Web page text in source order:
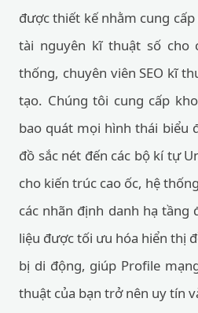
được thiết kế nhằm cung
tài nguyên kĩ thuật số cho
thống, chuyên viên SEO kĩ
tạo. Chúng tôi cung cấp
bao quát mọi hình thái biểu
đồ sắc nét đến các bộ kí tự
cho kiến trúc cao ốc, hệ
các nhãn định danh hạ tầng
liệu được tối ưu hóa hiển thị
bị di động, giúp Profile
thuật của bạn trở nên uy tín